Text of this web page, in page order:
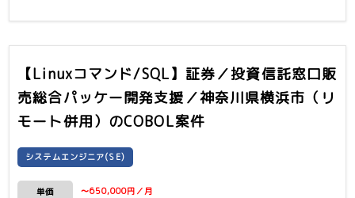
【Linuxコマンド/SQL】証券／投資信託窓口販
売総合パッケー開発支援／神奈川県横浜市（リ
モート併用） のCOBOL案件
システムエンジニア(SE)
単価 〜650,000円／月